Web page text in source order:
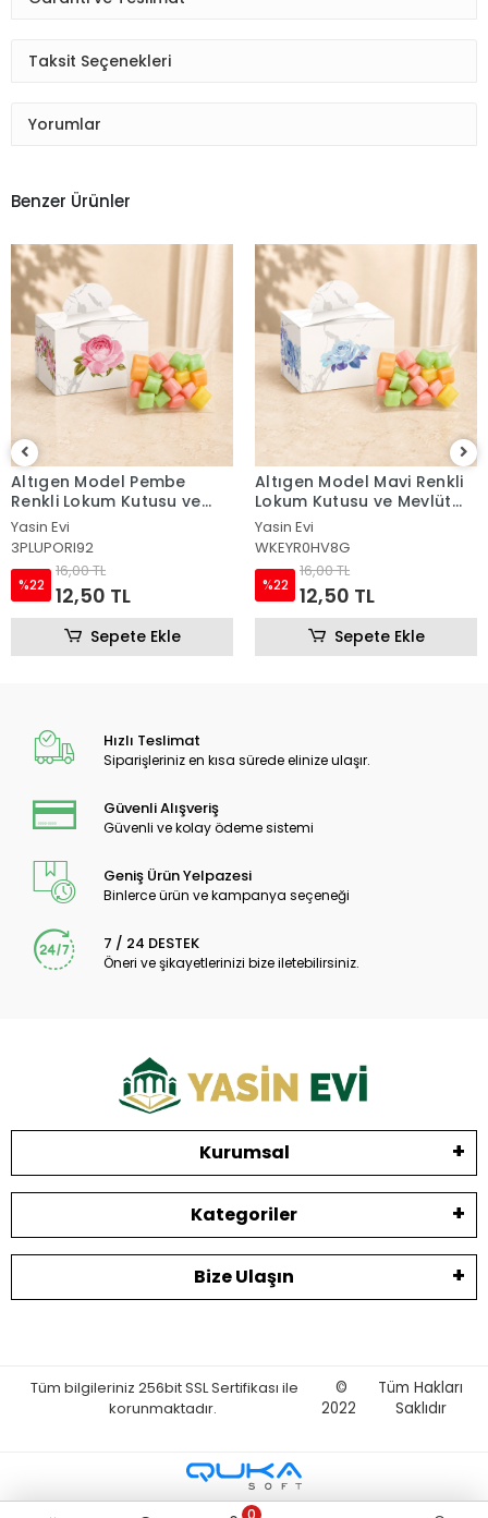
Taksit Seçenekleri
Yorumlar
Benzer Ürünler
Altıgen Model Mavi Renkli
Lokum Kutusu ve Mevlüt
Şekeri
Yasin Evi
WKEYR0HV8G
%22
16,00 TL
12,50 TL
Sepete Ekle
Altıgen Model Kırmızı
Renkli Lokum Kutusu ve
Mevlüt Şekeri
Yasin Evi
RIW92KZ2V8
%22
16,00 TL
12,50 TL
Sepete Ekle
Hızlı Teslimat
Siparişleriniz en kısa sürede elinize ulaşır.
Güvenli Alışveriş
Güvenli ve kolay ödeme sistemi
Geniş Ürün Yelpazesi
Binlerce ürün ve kampanya seçeneği
7 / 24 DESTEK
Öneri ve şikayetlerinizi bize iletebilirsiniz.
Kurumsal
Kategoriler
Bize Ulaşın
Tüm bilgileriniz 256bit SSL Sertifikası ile
korunmaktadır.
©
2022
Tüm Hakları
Saklıdır